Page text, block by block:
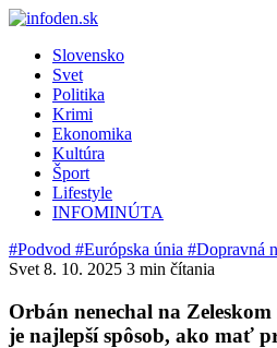
Slovensko
Svet
Politika
Krimi
Ekonomika
Kultúra
Šport
Lifestyle
INFOMINÚTA
#Podvod #Európska únia #Dopravná
Svet 8. 10. 2025 3 min čítania
Orbán nenechal na
je najlepší spôsob, ako mať